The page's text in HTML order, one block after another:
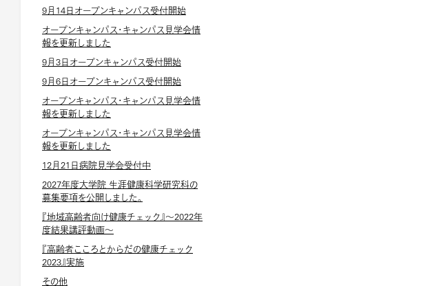
9月14日オープンキャンパス受付開始
オープンキャンパス・キャンパス見学会情
報を更新しました
9月3日オープンキャンパス受付開始
9月6日オープンキャンパス受付開始
オープンキャンパス・キャンパス見学会情
報を更新しました
オープンキャンパス・キャンパス見学会情
報を更新しました
12月21日病院見学会受付中
2027年度大学院 生涯健康科学研究科の
募集要項を公開しました。
『地域高齢者向け健康チェック』～2022年
度結果講評動画～
『高齢者こころとからだの健康チェック
2023』実施
その他